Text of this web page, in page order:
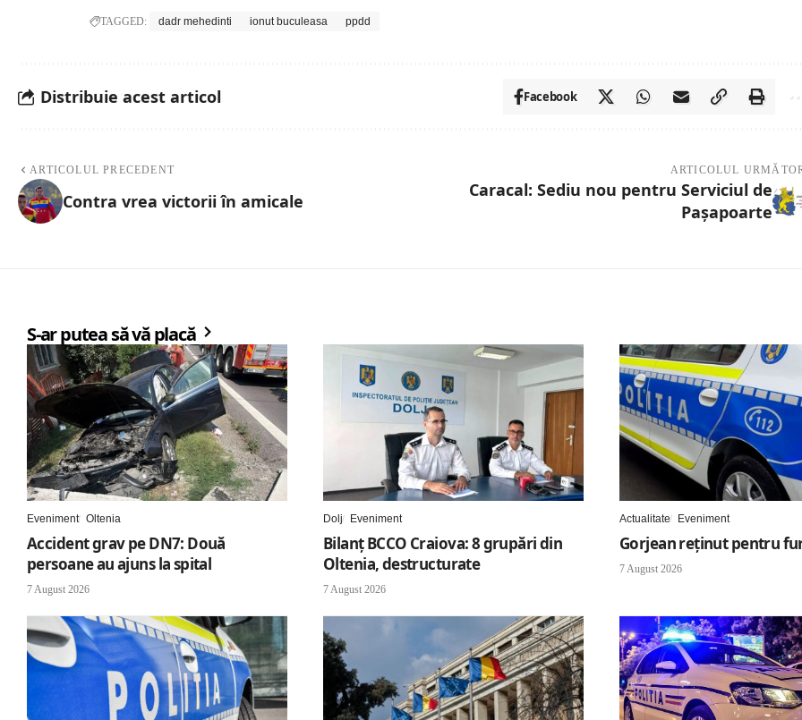
TAGGED: dadr mehedinti ionut buculeasa ppdd
Distribuie acest articol Facebook
ARTICOLUL PRECEDENT
Contra vrea victorii în amicale
ARTICOLUL
Caracal: Sediu nou pentru Serviciul de
Paşapoarte
S-ar putea să vă placă
Eveniment Oltenia
Accident grav pe DN7: Două
persoane au ajuns la spital
7 August 2026
Dolj Eveniment
Bilanț BCCO Craiova: 8 grupări din
Oltenia, destructurate
7 August 2026
Actualitate Eveniment
Gorjean reținut pentru
7 August 2026